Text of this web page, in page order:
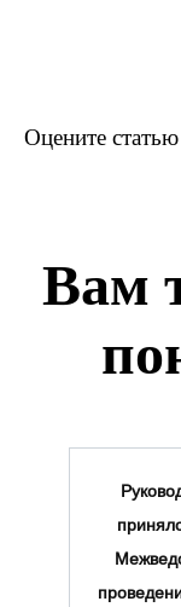
Оцените статью
Вам